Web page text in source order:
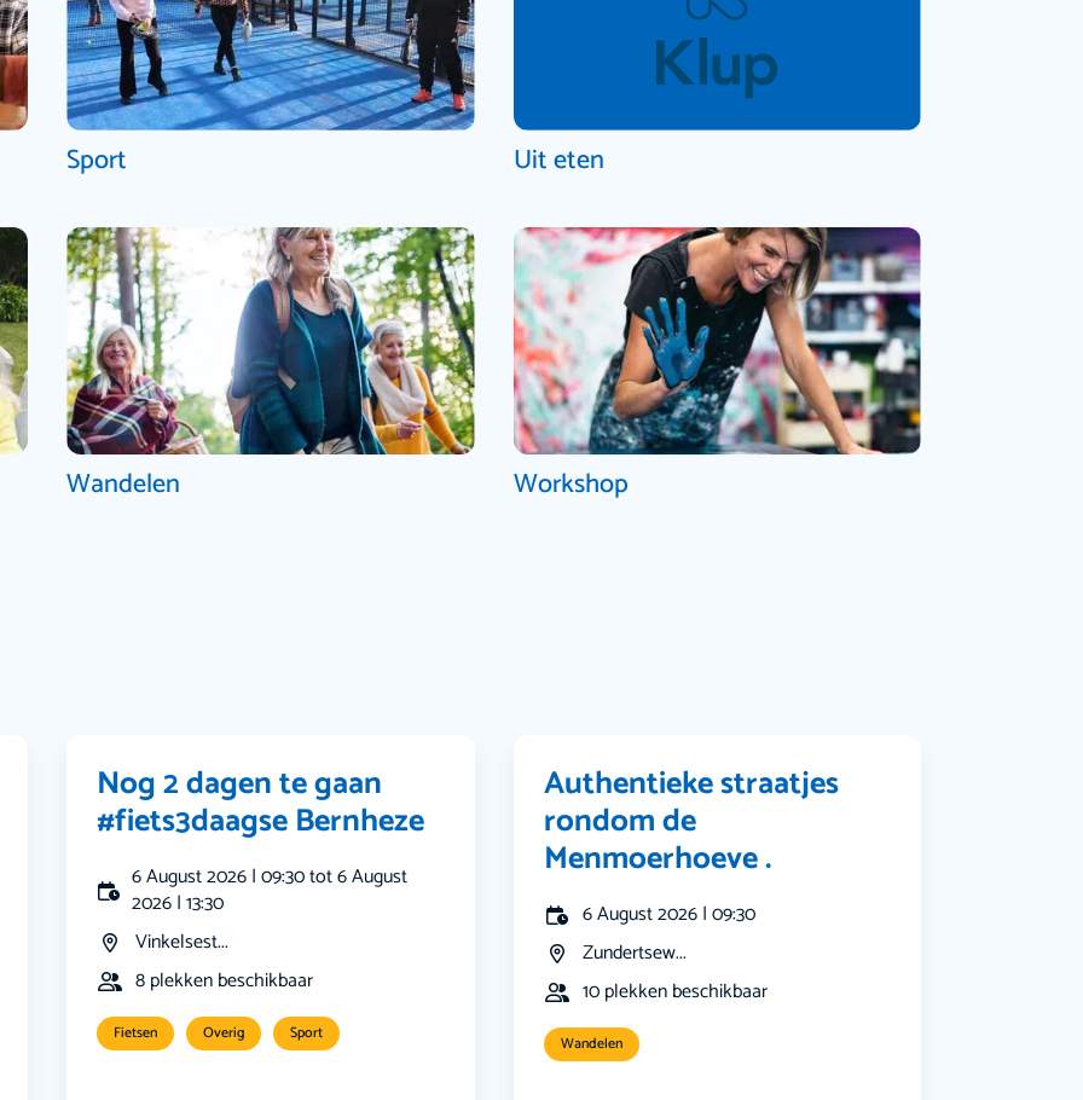
Sport Uit eten
Wandelen Workshop
Nog 2 dagen te gaan
#fiets3daagse Bernheze
6 August 2026 | 09:30 tot 6 August
2026 | 13:30
Vinkelsest...
8 plekken beschikbaar
Fietsen Overig Sport
Authentieke straatjes
rondom de
Menmoerhoeve .
6 August 2026 | 09:30
Zundertsew...
10 plekken beschikbaar
Wandelen